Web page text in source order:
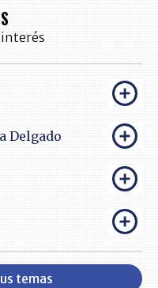
interés
Delgado
temas